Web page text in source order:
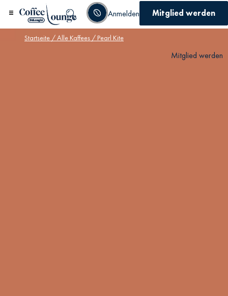
Anmelden Mitglied werden
Mitglied werden
Startseite /Alle Kaffees / Pearl Kite